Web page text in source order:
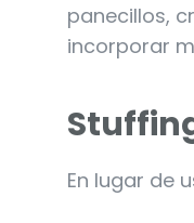
panecillos,
incorporar
En lugar de